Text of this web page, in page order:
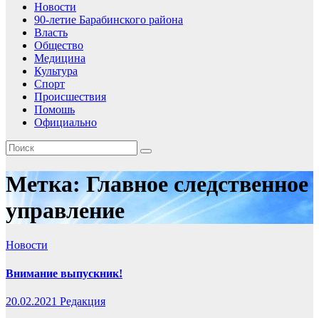
Новости
90-летие Барабинского района
Власть
Общество
Медицина
Культура
Спорт
Происшествия
Помошь
Официально
Метка:Главное следственное
управление
Новости
Внимание выпускник!
20.02.2021 Редакция